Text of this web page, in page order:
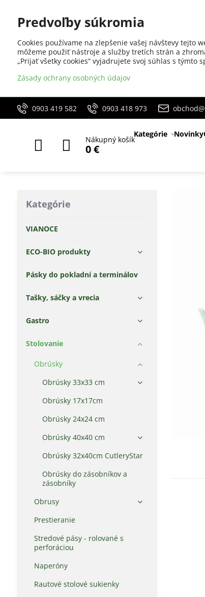
0903 419 582 0903 418 973
Nákupný košík
0 €
Kategórie Novinky
Kategórie
VIANOCE
ECO-BIO produkty
Pásky do pokladní a terminálov
Tašky, sáčky a vrecia
Gastro
Stolovanie
Obrúsky
Obrúsky 33x33 cm
Obrúsky 17x17cm
Obrúsky 24x24 cm
Obrúsky 40x40 cm
Obrúsky 32x40cm CutleryStar
Obrúsky do zásobníkov a
zásobníky
Obrusy
Prestieranie
Stredové pásy - rolované s
perforáciou
Naperóny
Rautové stolové sukienky
Predvoľby súkromia
Cookies používame na zlepšenie vašej návštevy tejto
môžeme použiť nástroje a služby tretích strán a
„Prijať všetky cookies“ vyjadrujete svoj súhlas s
Zásady ochrany osobných údajov